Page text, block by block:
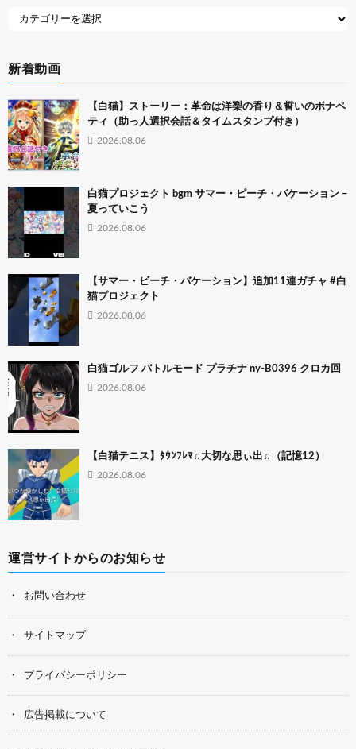
新着動画
【白猫】ストーリー：革命は洋梨の香り＆誓いのボナペ
ティ（助っ人選択会話＆タイムスタンプ付き）
2026.08.06
白猫プロジェクト bgm サマー・ピーチ・バケーション –
夏っていこう
2026.08.06
【サマー・ビーチ・バケーション】追加11連ガチャ #白
猫プロジェクト
2026.08.06
白猫ゴルフ バトルモード プラチナ ny-B0396 クロカ回
2026.08.06
【白猫テニス】ﾀｳﾝﾌﾚﾏ♫大切な思ぃ出♫（記憶12）
2026.08.06
運営サイトからのお知らせ
お問い合わせ
サイトマップ
プライバシーポリシー
広告掲載について